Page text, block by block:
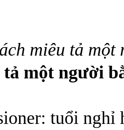
miêu tả
tả một người
tuổi nghỉ